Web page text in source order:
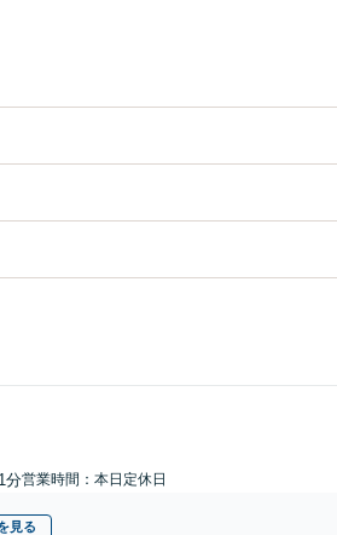
分営業時間：本日定休日
見る